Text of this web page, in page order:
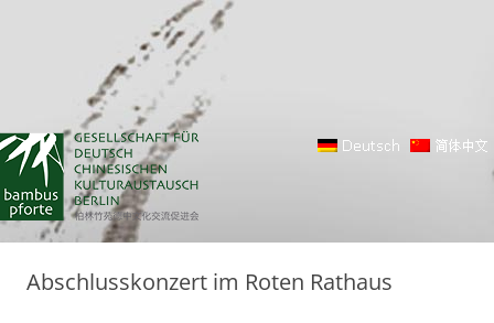
Abschlusskonzert im Roten Rathaus